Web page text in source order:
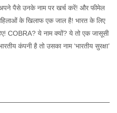
अपने पैसे उनके नाम पर खर्च करें! और फीमेल
के खिलाफ एक जाल है! भारत के लिए
COBRA? ये नाम क्यों? ये तो एक जासूसी
कंपनी है तो उसका नाम ‘भारतीय सुरक्षा’